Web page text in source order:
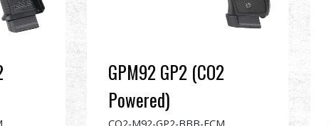
GPM92 GP2 (CO2
Powered)